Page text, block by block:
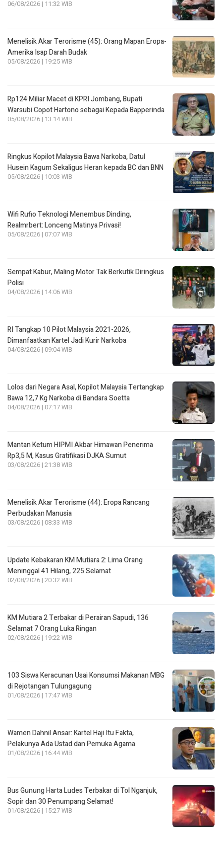
06/08/2026 | 11:32 WIB
Menelisik Akar Terorisme (45): Orang Mapan Eropa-
Amerika Isap Darah Budak
05/08/2026 | 19:25 WIB
Rp124 Miliar Macet di KPRI Jombang, Bupati
Warsubi Copot Hartono sebagai Kepada Bapperinda
05/08/2026 | 13:14 WIB
Ringkus Kopilot Malaysia Bawa Narkoba, Datul
Husein Kagum Sekaligus Heran kepada BC dan BNN
05/08/2026 | 10:03 WIB
Wifi Rufio Teknologi Menembus Dinding,
Realmrbert: Lonceng Matinya Privasi!
05/08/2026 | 07:07 WIB
Sempat Kabur, Maling Motor Tak Berkutik Diringkus
Polisi
04/08/2026 | 14:06 WIB
RI Tangkap 10 Pilot Malaysia 2021-2026,
Dimanfaatkan Kartel Jadi Kurir Narkoba
04/08/2026 | 09:04 WIB
Lolos dari Negara Asal, Kopilot Malaysia Tertangkap
Bawa 12,7 Kg Narkoba di Bandara Soetta
04/08/2026 | 07:17 WIB
Mantan Ketum HIPMI Akbar Himawan Penerima
Rp3,5 M, Kasus Gratifikasi DJKA Sumut
03/08/2026 | 21:38 WIB
Menelisik Akar Terorisme (44): Eropa Rancang
Perbudakan Manusia
03/08/2026 | 08:33 WIB
Update Kebakaran KM Mutiara 2: Lima Orang
Meninggal 41 Hilang, 225 Selamat
02/08/2026 | 20:32 WIB
KM Mutiara 2 Terbakar di Perairan Sapudi, 136
Selamat 7 Orang Luka Ringan
02/08/2026 | 19:22 WIB
103 Siswa Keracunan Usai Konsumsi Makanan MBG
di Rejotangan Tulungagung
01/08/2026 | 17:47 WIB
Wamen Dahnil Ansar: Kartel Haji Itu Fakta,
Pelakunya Ada Ustad dan Pemuka Agama
01/08/2026 | 16:44 WIB
Bus Gunung Harta Ludes Terbakar di Tol Nganjuk,
Sopir dan 30 Penumpang Selamat!
01/08/2026 | 15:27 WIB